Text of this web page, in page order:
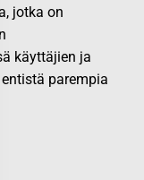
jotka on
käyttäjien ja
parempia